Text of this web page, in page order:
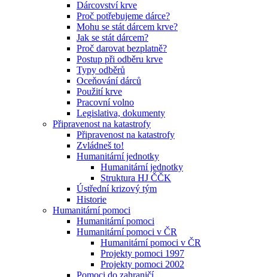
Dárcovství krve
Proč potřebujeme dárce?
Mohu se stát dárcem krve?
Jak se stát dárcem?
Proč darovat bezplatně?
Postup při odběru krve
Typy odběrů
Oceňování dárců
Použití krve
Pracovní volno
Legislativa, dokumenty
Připravenost na katastrofy
Připravenost na katastrofy
Zvládneš to!
Humanitární jednotky
Humanitární jednotky
Struktura HJ ČČK
Ústřední krizový tým
Historie
Humanitární pomoci
Humanitární pomoci
Humanitární pomoci v ČR
Humanitární pomoci v ČR
Projekty pomoci 1997
Projekty pomoci 2002
Pomoci do zahraničí